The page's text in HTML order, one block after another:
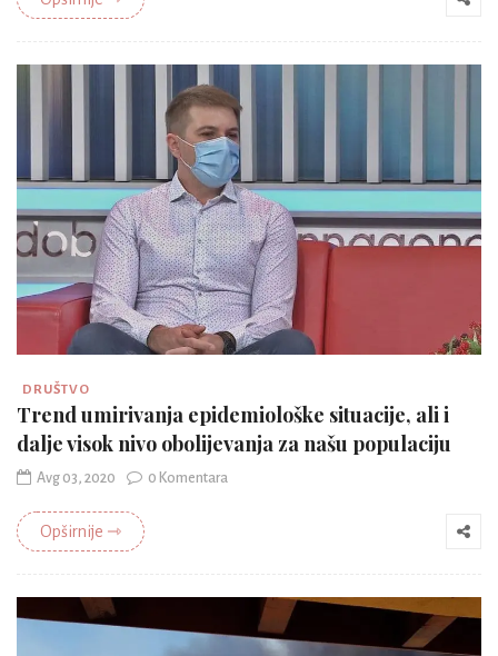
DRUŠTVO
Trend umirivanja epidemiološke situacije, ali i
dalje visok nivo obolijevanja za našu populaciju
Avg 03, 2020 0 Komentara
Opširnije ⇾